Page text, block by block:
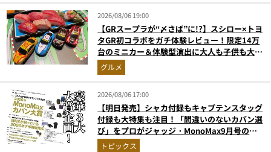
2026/08/06 19:00
【GRスープラが“〆さば”に!?】スシロー×トヨ
タGR初コラボをガチ体験レビュー！限定14万
台のミニカー＆体験型演出に大人も子供も大興
奮間違いなし
グルメ
2026/08/06 17:00
【明日発売】シャカ付録もキャプテンスタッグ
付録も大特集も注目！「間違いのないカバン選
び」をプロがジャッジ・MonoMax9月号の目
次を公開
トピックス